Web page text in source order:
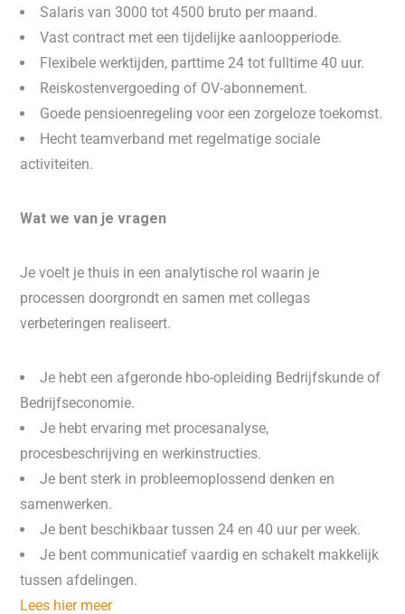
Salaris van 3000 tot 4500 bruto per maand.
Vast contract met een tijdelijke aanloopperiode.
Flexibele werktijden, parttime 24 tot fulltime 40 uur.
Reiskostenvergoeding of OV-abonnement.
Goede pensioenregeling voor een zorgeloze toekomst.
Hecht teamverband met regelmatige sociale
activiteiten.
Wat we van je vragen
Je voelt je thuis in een analytische rol waarin je
processen doorgrondt en samen met collegas
verbeteringen realiseert.
Je hebt een afgeronde hbo-opleiding Bedrijfskunde of
Bedrijfseconomie.
Je hebt ervaring met procesanalyse,
procesbeschrijving en werkinstructies.
Je bent sterk in probleemoplossend denken en
samenwerken.
Je bent beschikbaar tussen 24 en 40 uur per week.
Je bent communicatief vaardig en schakelt makkelijk
tussen afdelingen.
Lees hier meer